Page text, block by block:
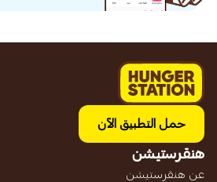
حمل التطبيق الآن
هنقرستيشن
عن هنقرستيشن